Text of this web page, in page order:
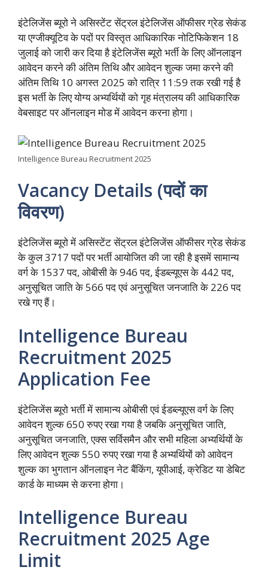
इंटेलिजेंस ब्यूरो ने असिस्टेंट सेंट्रल इंटेलिजेंस ऑफीसर ग्रेड सेकंड
या एग्जीक्यूटिव के पदों पर विस्तृत आधिकारिक नोटिफिकेशन 18
जुलाई को जारी कर दिया है इंटेलिजेंस ब्यूरो भर्ती के लिए ऑनलाइन
आवेदन करने की अंतिम तिथि और आवेदन शुल्क जमा करने की
अंतिम तिथि 10 अगस्त 2025 को रात्रि 11:59 तक रखी गई है
इस भर्ती के लिए योग्य अभ्यर्थियों को गृह मंत्रालय की आधिकारिक
वेबसाइट पर ऑनलाइन मोड में आवेदन करना होगा।
Intelligence Bureau Recruitment 2025
Vacancy Details (पदों का
विवरण)
इंटेलिजेंस ब्यूरो में असिस्टेंट सेंट्रल इंटेलिजेंस ऑफीसर ग्रेड सेकंड
के कुल 3717 पदों पर भर्ती आयोजित की जा रही है इसमें सामान्य
वर्ग के 1537 पद, ओबीसी के 946 पद, ईडब्ल्यूएस के 442 पद,
अनुसूचित जाति के 566 पद एवं अनुसूचित जनजाति के 226 पद
रखे गए हैं।
Intelligence Bureau
Recruitment 2025
Application Fee
इंटेलिजेंस ब्यूरो भर्ती में सामान्य ओबीसी एवं ईडब्ल्यूएस वर्ग के लिए
आवेदन शुल्क 650 रुपए रखा गया है जबकि अनुसूचित जाति,
अनुसूचित जनजाति, एक्स सर्विसमैन और सभी महिला अभ्यर्थियों के
लिए आवेदन शुल्क 550 रुपए रखा गया है अभ्यर्थियों को आवेदन
शुल्क का भुगतान ऑनलाइन नेट बैंकिंग, यूपीआई, क्रेडिट या डेबिट
कार्ड के माध्यम से करना होगा।
Intelligence Bureau
Recruitment 2025 Age
Limit